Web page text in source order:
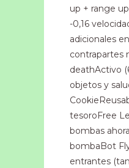
up + range
-0,16
adicionales
contrapartes
deathActivo
objetos y
tesoroFree
bombas
bombaBot
entrantes